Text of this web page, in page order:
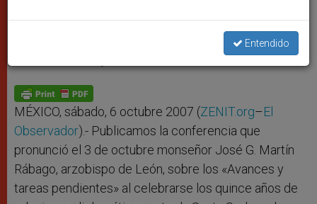
W
s
p
p
M
e
g
e
r
F
b
o
k
T
t
S
e
MÉXICO, sábado, 6 octubre 2007 (ZENIT.org–El
Observador).- Publicamos la conferencia que
pronunció el 3 de octubre monseñor José G. Martín
Rábago, arzobispo de León, sobre los «Avances y
tareas pendientes» al celebrarse los quince años de
Entendido